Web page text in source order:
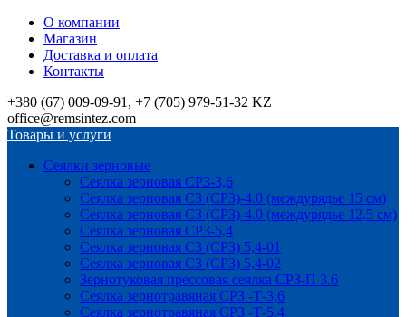
О компании
Магазин
Доставка и оплата
Контакты
+380 (67) 009-09-91, +7 (705) 979-51-32 KZ
office@remsintez.com
Товары и услуги
Сеялки зерновые
Сеялка зерновая СРЗ-3,6
Сеялка зерновая СЗ (СРЗ)-4.0 (междурядье 15 см)
Сеялка зерновая СЗ (СРЗ)-4.0 (междурядье 12,5 см)
Сеялка зерновая СРЗ-5,4
Сеялка зерновая СЗ (СРЗ) 5,4-01
Сеялка зерновая СЗ (СРЗ) 5,4-02
Зернотуковая прессовая сеялка СРЗ-П 3.6
Сеялка зернотравяная СРЗ -Т-3,6
Сеялка зернотравяная СРЗ -Т-5,4